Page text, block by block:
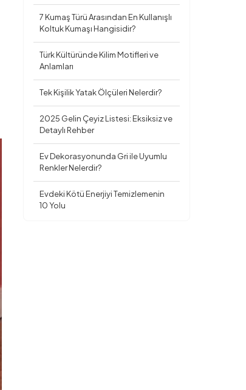
7 Kumaş Türü Arasından En Kullanışlı
Koltuk Kumaşı Hangisidir?
Türk Kültüründe Kilim Motifleri ve
Anlamları
Tek Kişilik Yatak Ölçüleri Nelerdir?
2025 Gelin Çeyiz Listesi: Eksiksiz ve
Detaylı Rehber
Ev Dekorasyonunda Gri ile Uyumlu
Renkler Nelerdir?
Evdeki Kötü Enerjiyi Temizlemenin
10 Yolu